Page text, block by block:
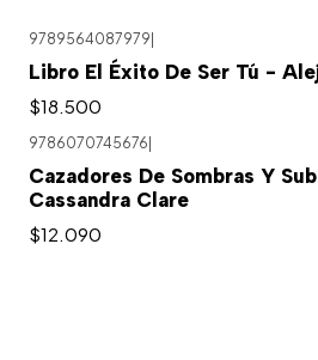
9789564087979|
Libro El Éxito De Ser Tú -
$18.500
9786070745676
Cazadores De Sombras Y
Cassandra Clare
$12.090